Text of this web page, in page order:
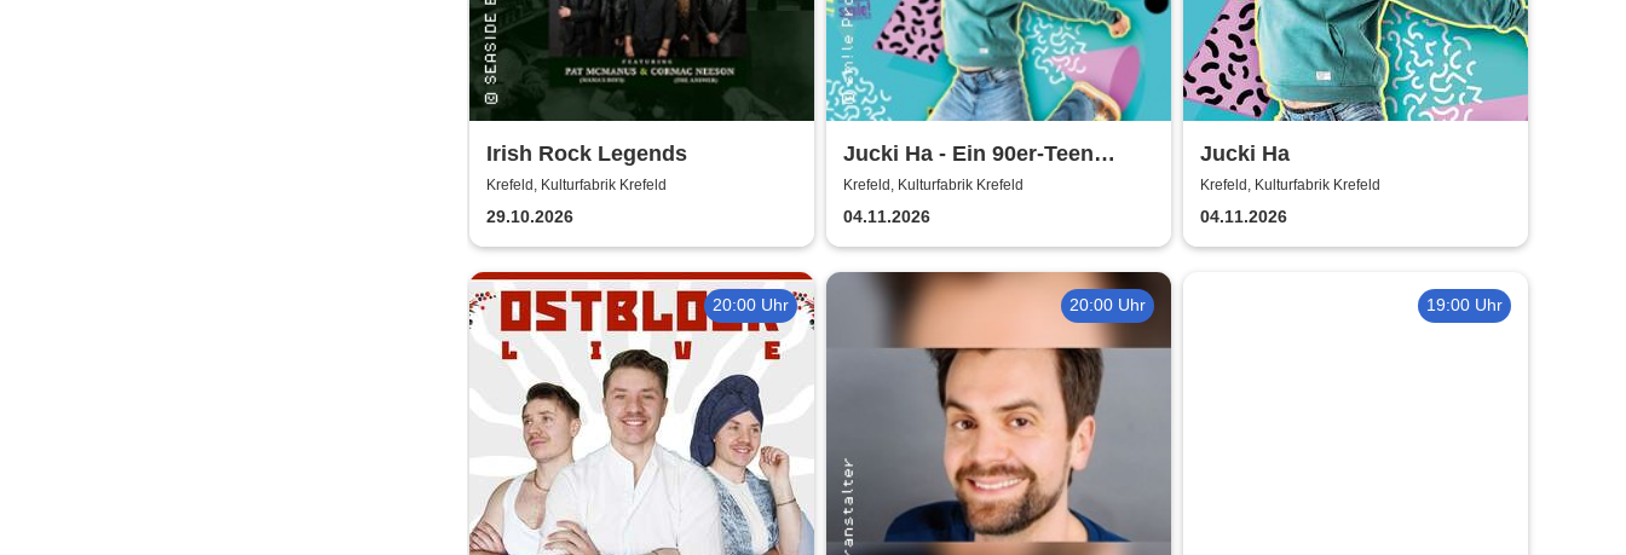
Irish Rock Legends
Krefeld, Kulturfabrik Krefeld
29.10.2026
Jucki Ha - Ein 90er-Teen
gefangen im Körper eines
Dads
Krefeld, Kulturfabrik Krefeld
04.11.2026
Jucki Ha
Krefeld, Kulturfabrik Krefeld
04.11.2026
20:00 Uhr 20:00 Uhr 19:00 Uhr